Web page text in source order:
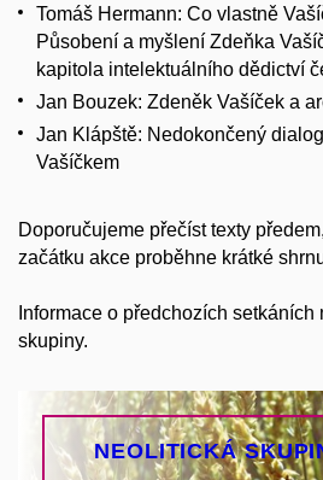
Tomáš Hermann: Co vlastně
Působení a myšlení Zdeňka
kapitola intelektuálního dědictví
Jan Bouzek: Zdeněk Vašíček a
Jan Klápště: Nedokončený
Vašíčkem
Doporučujeme přečíst texty
začátku akce proběhne krátké
Informace o předchozích
skupiny.
NEOLITICKÁ